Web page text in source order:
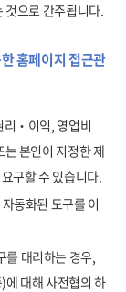
것으로 간주됩니다.
홈페이지 접근관
리‧이익, 영업비
본인이 지정한 제
구할 수 있습니다.
동화된 도구를 이
를 대리하는 경우,
에 대해 사전협의 하